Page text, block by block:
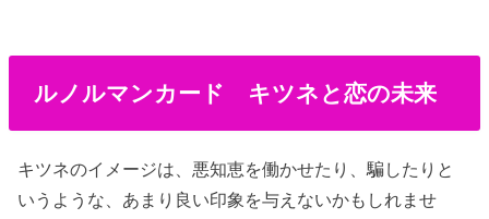
ルノルマンカード キツネと恋の未来
キツネのイメージは、悪知恵を働かせたり、騙したりと
いうような、あまり良い印象を与えないかもしれませ